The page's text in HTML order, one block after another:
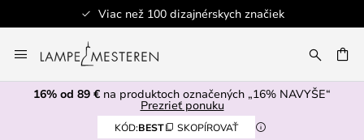
Viac než 100 dizajnérskych značiek
to
Content
16% od 89 € na produktoch označených „16% NAVYŠE“
Prezrieť ponuku
KÓD:BEST SKOPÍROVAŤ